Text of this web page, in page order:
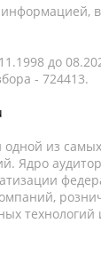
до
- 724413.
из
Ядро
технологий